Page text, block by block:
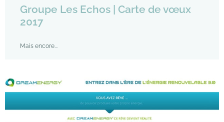
Groupe Les Echos | Carte de vœux
2017
Mais encore...